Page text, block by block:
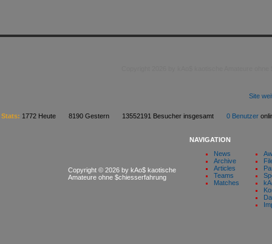
Site
Stats: 1772 Heute 8190 Gestern 13552191 Besucher insgesamt 0 Benutzer
Copyright © 2026 by kAo$ kaotische
Amateure ohne $chiesserfahrung
NAVIGATION
News
Archive
Articles
Teams
Matches